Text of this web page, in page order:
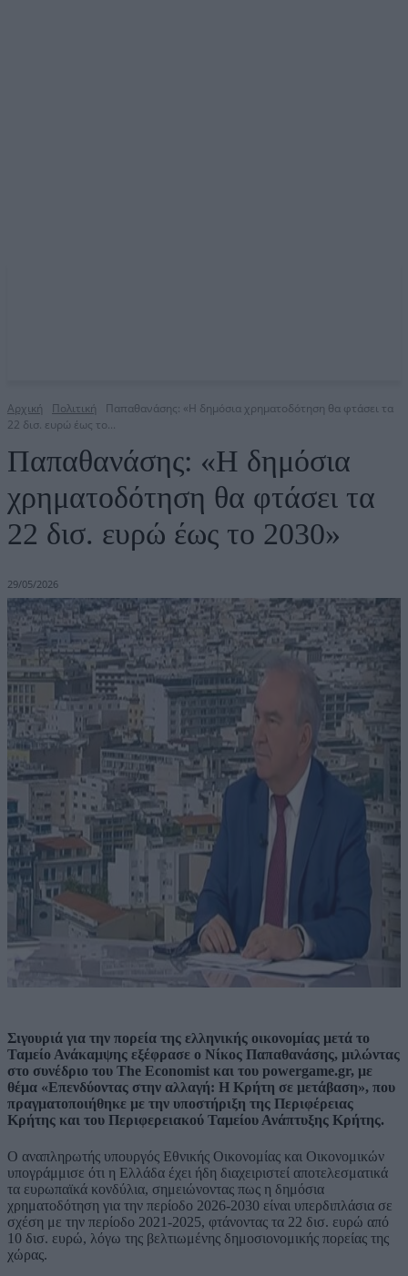
Αρχική Πολιτική
Παπαθανάσης: «Η δημόσια χρηματοδότηση θα φτάσει τα
22 δισ. ευρώ έως το...
Παπαθανάσης: «Η δημόσια
χρηματοδότηση θα φτάσει τα
22 δισ. ευρώ έως το 2030»
29/05/2026
Σιγουριά για την πορεία της ελληνικής οικονομίας μετά το
Ταμείο Ανάκαμψης εξέφρασε ο Νίκος Παπαθανάσης, μιλώντας
στο συνέδριο του The Economist και του powergame.gr, με
θέμα «Επενδύοντας στην αλλαγή: Η Κρήτη σε μετάβαση», που
πραγματοποιήθηκε με την υποστήριξη της Περιφέρειας
Κρήτης και του Περιφερειακού Ταμείου Ανάπτυξης Κρήτης.
Ο αναπληρωτής υπουργός Εθνικής Οικονομίας και Οικονομικών
υπογράμμισε ότι η Ελλάδα έχει ήδη διαχειριστεί αποτελεσματικά
τα ευρωπαϊκά κονδύλια, σημειώνοντας πως η δημόσια
χρηματοδότηση για την περίοδο 2026-2030 είναι υπερδιπλάσια σε
σχέση με την περίοδο 2021-2025, φτάνοντας τα 22 δισ. ευρώ από
10 δισ. ευρώ, λόγω της βελτιωμένης δημοσιονομικής πορείας της
χώρας.